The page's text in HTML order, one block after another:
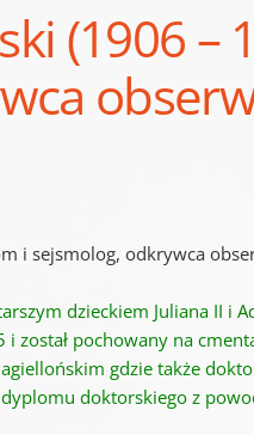
(1906
i sejsmolog, odkrywca
dzieckiem Juliana II i
został pochowany na
gdzie także
doktorskiego z